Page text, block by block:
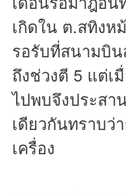
เกิดใน ต.สทิงห
รอรับที่สนามบิ
ถึงช่วงตี 5 แต่เ
ไปพบจึงประสา
เดียวกันทราบ
เครื่อง